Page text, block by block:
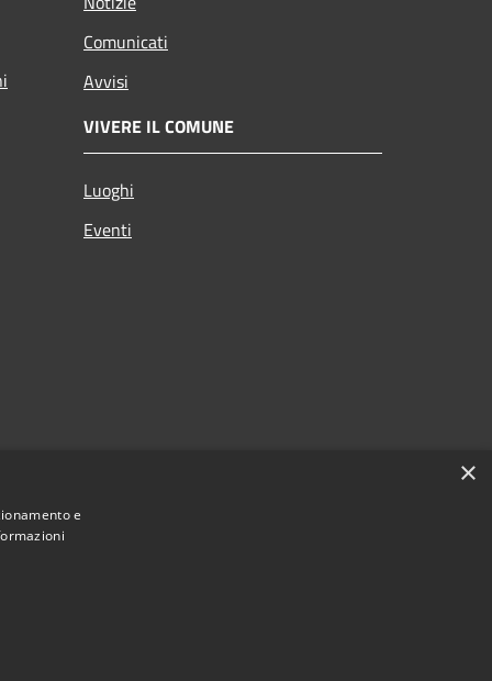
Comunicati
Avvisi
VIVERE IL COMUNE
Luoghi
Eventi
Signa • Powered by
×
e